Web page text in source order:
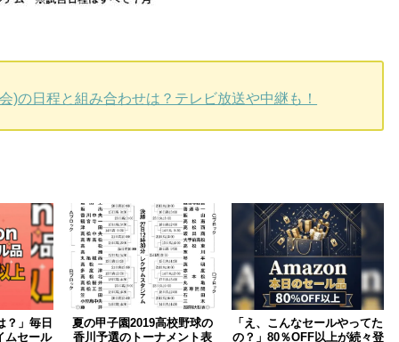
)の日程と組み合わせは？テレビ放送や中継も！
？」毎日
ムセール
夏の甲子園2019高校野球の
香川予選のトーナメント表
「え、こんなセールやってた
の？」80％OFF以上が続々登